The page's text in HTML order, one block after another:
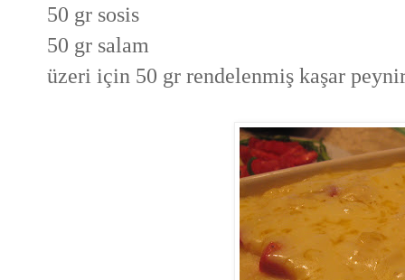
50 gr sosis
50 gr salam
üzeri için 50 gr rendelenmiş kaşar